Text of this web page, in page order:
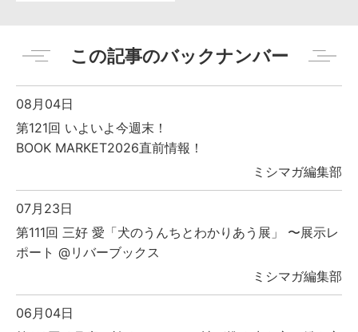
この記事のバックナンバー
08月04日
第121回 いよいよ今週末！
BOOK MARKET2026直前情報！
ミシマガ編集部
07月23日
第111回 三好 愛「犬のうんちとわかりあう展」 〜展示レ
ポート @リバーブックス
ミシマガ編集部
06月04日